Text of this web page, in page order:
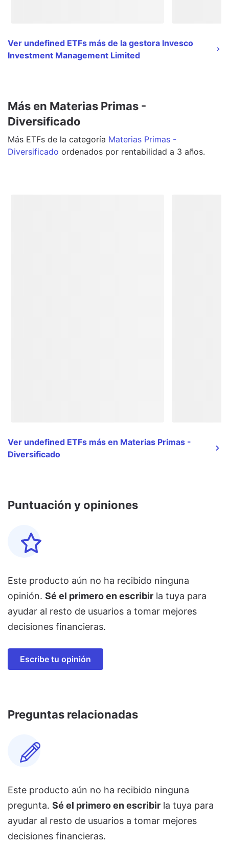
Ver undefined ETFs más de la gestora Invesco
Investment Management Limited
Más en Materias Primas -
Diversificado
Más ETFs de la categoría Materias Primas -
Diversificado ordenados por rentabilidad a 3 años.
Ver undefined ETFs más en Materias Primas -
Diversificado
Puntuación y opiniones
Este producto aún no ha recibido ninguna
opinión. Sé el primero en escribir la tuya para
ayudar al resto de usuarios a tomar mejores
decisiones financieras.
Escribe tu opinión
Preguntas relacionadas
Este producto aún no ha recibido ninguna
pregunta. Sé el primero en escribir la tuya para
ayudar al resto de usuarios a tomar mejores
decisiones financieras.